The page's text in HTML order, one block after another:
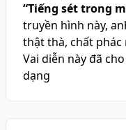
“Tiếng sét trong
truyền hình này,
thật thà, chất
Vai diễn này đã
dạng